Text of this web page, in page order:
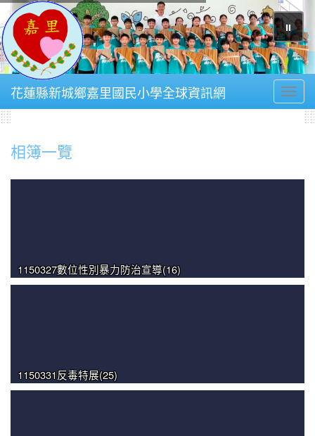
⏸
花蓮縣新城鄉嘉里國民小學全球資訊網
相簿一覽
1150327數位性別暴力防治宣導(16)
1150331反毒特展(25)